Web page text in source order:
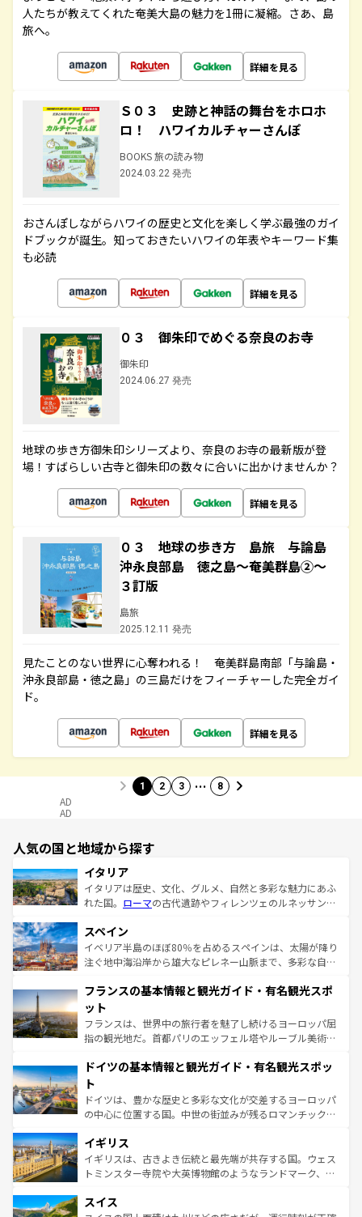
人たちが教えてくれた奄美大島の魅力を1冊に凝縮。さあ、島
旅へ。
詳細を見る
Ｓ０３ 史跡と神話の舞台をホロホ
ロ！ ハワイカルチャーさんぽ
BOOKS 旅の読み物
2024.03.22 発売
おさんぽしながらハワイの歴史と文化を楽しく学ぶ最強のガイ
ドブックが誕生。知っておきたいハワイの年表やキーワード集
も必読
詳細を見る
０３ 御朱印でめぐる奈良のお寺
御朱印
2024.06.27 発売
地球の歩き方御朱印シリーズより、奈良のお寺の最新版が登
場！すばらしい古寺と御朱印の数々に合いに出かけませんか？
詳細を見る
０３ 地球の歩き方 島旅 与論島
沖永良部島 徳之島～奄美群島②～
３訂版
島旅
2025.12.11 発売
見たことのない世界に心奪われる！ 奄美群島南部「与論島・
沖永良部島・徳之島」の三島だけをフィーチャーした完全ガイ
ド。
詳細を見る
1 2 3 … 8
AD
AD
人気の国と地域から探す
イタリア
イタリアは歴史、文化、グルメ、自然と多彩な魅力にあふ
れた国。 ローマの古代遺跡やフィレンツェのルネッサンス
ろん、トスカーナの美しい田園風景やアマルフィ海岸の絶
景など、自然景観も見逃せない。観光の合間には、本場の
ピザやパスタなど、絶品のイタリア料理を堪能することも
ませてくれるイタリアで、忘れられない旅をしてみよう！
なお、新着のイタリア情報は
しい。
スペイン
イベリア半島のほぼ80％を占めるスペインは、太陽が降り
注ぐ地中海沿岸から雄大なピレネー山脈まで、多彩な自然
文化が根付くこの国では、情熱的なフラメンコ、熱気あふ
れる闘牛、そして美味しいタパスが生活の一部となってい
る。首都マドリードの洗練された雰囲気や、バルセロナの
アートに溢れた街角から、地方では古代ローマ遺跡や中世
せる。地方によって風土や気候が異なるスペインはその個
ンテンツ一覧 を参照してほしい。
フランスの基本情報と観光ガイド・有名観光スポ
ット
フランスは、世界中の旅行者を魅了し続けるヨーロッパ屈
指の観光地だ。首都パリのエッフェル塔やルーブル美術館
で、幅広い魅力が詰まっている。華麗な宮殿、歴史的な大
聖堂、美しいビーチ、そして豊かな自然が、訪れる者を心
から魅了する。また、フランスは美食の国としても知ら
れ、フランス料理はユネスコ無形文化遺産にも登録されて
香り高いラベンダー畑など、多彩な楽しみ方が可能だ。さ
らに、パリ以外の地域にも魅力が溢れており、どの街角に
も豊かな歴史と文化が息づいている。パリ以外の個性あふ
を参照してほしい。
ドイツの基本情報と観光ガイド・有名観光スポッ
ト
ドイツは、豊かな歴史と多彩な文化が交差するヨーロッパ
の中心に位置する国。中世の街並みが残るロマンチック街
顔を持つこの国は、どこを歩いても飽きることがない。ベ
ルリンの文化的活気、バイエルン州のアルプスの絶景、そ
してライン川沿いのワイン畑といった風景は必見。ビール
は、お酒好きな人にはぜひ体験してほしい。 なお、新着の
イギリス
イギリスは、古きよき伝統と最先端が共存する国。ウェス
トミンスター寺院や大英博物館のようなランドマーク、歴
リアごとに異なる魅力がある。また、優雅なアフタヌーン
スイス